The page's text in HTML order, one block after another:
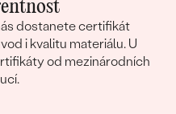
dostanete certifikát
i kvalitu materiálu. U
od mezinárodních